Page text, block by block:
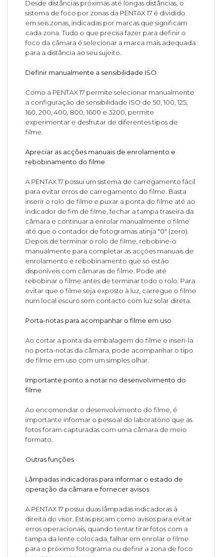
Desde distâncias próximas até longas distâncias, o
sistema de foco por zonas da PENTAX 17 é dividido
em seis zonas, indicadas por marcas que significam
cada zona. Tudo o que precisa fazer para definir o
foco da câmara é selecionar a marca mais adequada
para a distância ao seu sujeito.
Definir manualmente a sensibilidade ISO
Como a PENTAX 17 permite selecionar manualmente
a configuração de sensibilidade ISO de 50, 100, 125,
160, 200, 400, 800, 1600 e 3200, permite
experimentar e desfrutar de diferentes tipos de
filme.
Apreciar as acções manuais de enrolamento e
rebobinamento do filme
A PENTAX 17 possui um sistema de carregamento fácil
para evitar erros de carregamento do filme. Basta
inserir o rolo de filme e puxar a ponta do filme até ao
indicador de fim de filme, fechar a tampa traseira da
câmara e continuar a enrolar manualmente o filme
até que o contador de fotogramas atinja "0" (zero).
Depois de terminar o rolo de filme, rebobine-o
manualmente para completar as acções manuais de
enrolamento e rebobinamento que só estão
disponíveis com câmaras de filme. Pode até
rebobinar o filme antes de terminar todo o rolo. Para
evitar que o filme seja exposto à luz, carregue o filme
num local escuro sem contacto com luz solar direta.
Porta-notas para acompanhar o filme em uso
Ao cortar a ponta da embalagem do filme e inseri-la
no porta-notas da câmara, pode acompanhar o tipo
de filme em uso com um simples olhar.
Importante ponto a notar no desenvolvimento do
filme
Ao encomendar o desenvolvimento do filme, é
importante informar o pessoal do laboratório que as
fotos foram capturadas com uma câmara de meio
formato.
Outras funções
Lâmpadas indicadoras para informar o estado de
operação da câmara e fornecer avisos
A PENTAX 17 possui duas lâmpadas indicadoras à
direita do visor. Estas piscam como avisos para evitar
erros operacionais, quando tentar tirar fotos com a
tampa da lente colocada, falhar em enrolar o filme
para o próximo fotograma ou definir a zona de foco